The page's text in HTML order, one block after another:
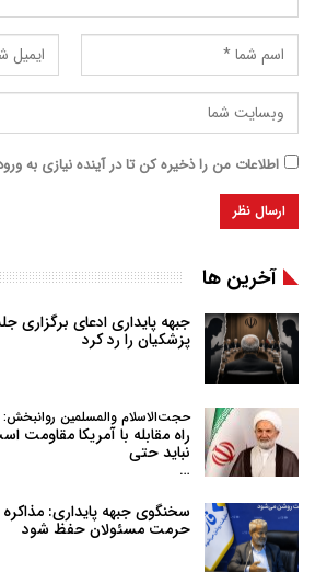
اطلاعات من را ذخیره کن تا در آینده نیازی به
آخرین ها
جبهه پایداری ادعای برگزاری
پزشکیان را رد کرد
حجت‌الاسلام والمسلمین روانبخش:
راه مقابله با آمریکا
نباید حتی
…
سخنگوی جبهه پایداری: مذاکره
حرمت مسئولان حفظ شود